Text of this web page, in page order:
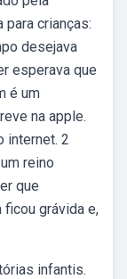
crianças:
desejava
esperava que
é um
na apple.
internet. 2
reino
que
grávida e,
infantis.